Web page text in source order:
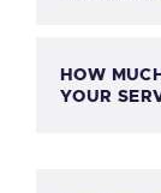
HOW
YOUR